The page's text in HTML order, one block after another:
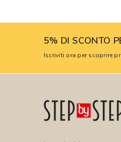
5% DI SCONTO
Iscriviti ora per scoprire